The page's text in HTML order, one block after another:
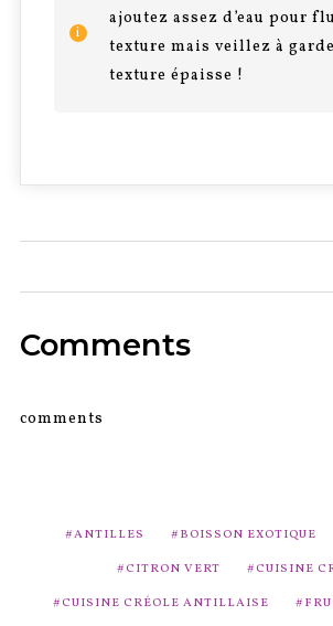
ajoutez assez d’eau pour
texture mais veillez à
texture épaisse !
Comments
comments
ANTILLES BOISSON EXOTIQUE
CITRON VERT CUISINE
CUISINE CRÉOLE ANTILLAISE